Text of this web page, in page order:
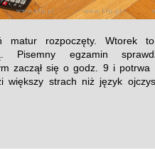
matur rozpoczęty. Wtorek
Pisemny egzamin
zaczął się o godz. 9 i
większy strach niż język